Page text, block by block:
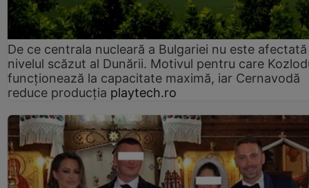
De ce centrala nucleară a Bulgariei nu este
nivelul scăzut al Dunării. Motivul pentru care
funcționează la capacitate maximă, iar Cernavodă
reduce producția playtech.ro